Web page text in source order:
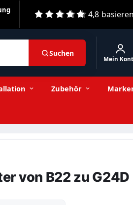
4,8
Suchen
Mein
Zubehör
von B22 zu G24D
−
Stückzahl +